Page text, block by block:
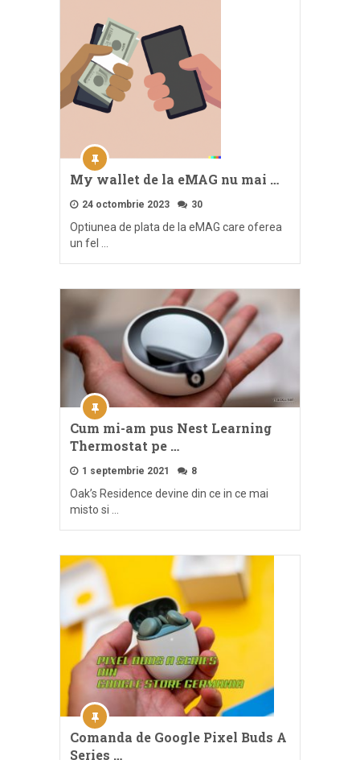
My wallet de la eMAG nu mai …
24 octombrie 2023 30
Optiunea de plata de la eMAG care oferea
un fel …
Cum mi-am pus Nest Learning
Thermostat pe …
1 septembrie 2021 8
Oak’s Residence devine din ce in ce mai
misto si …
Comanda de Google Pixel Buds A
Series …